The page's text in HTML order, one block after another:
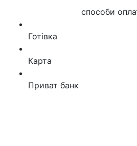
способи
Готівка
Карта
Приват банк